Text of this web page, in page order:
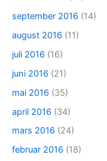
september 2016 (14)
august 2016 (11)
juli 2016 (16)
juni 2016 (21)
mai 2016 (35)
april 2016 (34)
mars 2016 (24)
februar 2016 (18)